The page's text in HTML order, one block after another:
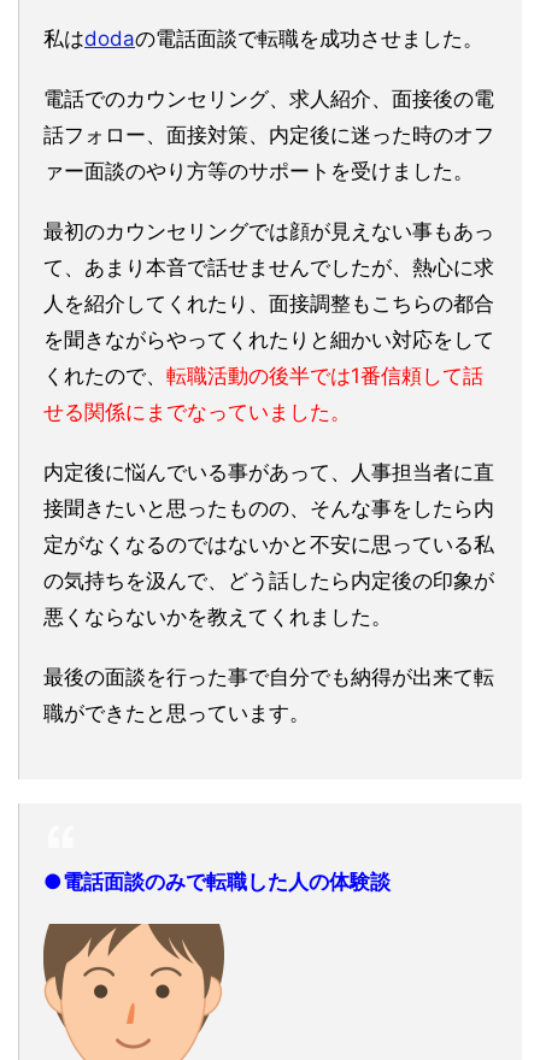
私はdodaの電話面談で転職を成功させました。
電話でのカウンセリング、求人紹介、面接後の電
話フォロー、面接対策、内定後に迷った時のオフ
ァー面談のやり方等のサポートを受けました。
最初のカウンセリングでは顔が見えない事もあっ
て、あまり本音で話せませんでしたが、熱心に求
人を紹介してくれたり、面接調整もこちらの都合
を聞きながらやってくれたりと細かい対応をして
くれたので、 転職活動の後半では1番信頼して話
せる関係にまでなっていました。
内定後に悩んでいる事があって、人事担当者に直
接聞きたいと思ったものの、そんな事をしたら内
定がなくなるのではないかと不安に思っている私
の気持ちを汲んで、どう話したら内定後の印象が
悪くならないかを教えてくれました。
最後の面談を行った事で自分でも納得が出来て転
職ができたと思っています。
●電話面談のみで転職した人の体験談